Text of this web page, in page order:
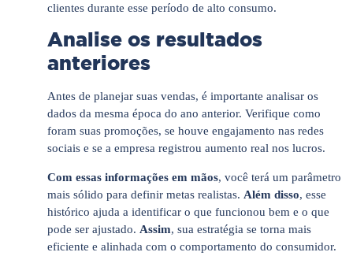
clientes durante esse período de alto consumo.
Analise os resultados
anteriores
Antes de planejar suas vendas, é importante analisar os
dados da mesma época do ano anterior. Verifique como
foram suas promoções, se houve engajamento nas redes
sociais e se a empresa registrou aumento real nos lucros.
Com essas informações em mãos, você terá um parâmetro
mais sólido para definir metas realistas. Além disso, esse
histórico ajuda a identificar o que funcionou bem e o que
pode ser ajustado. Assim, sua estratégia se torna mais
eficiente e alinhada com o comportamento do consumidor.